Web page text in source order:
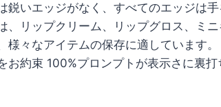
鋭いエッジがなく、すべてのエッジは
、リップクリーム、リップグロス、ミ
々なアイテムの保存に適しています。
お約束 100%プロンプトが表示さに裏